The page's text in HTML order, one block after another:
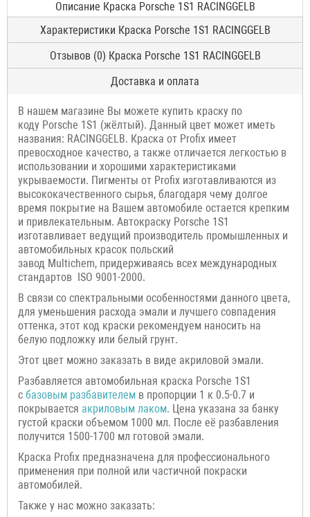
Описание Краска Porsche 1S1 RACINGGELB
Характеристики Краска Porsche 1S1 RACINGGELB
Отзывов (0) Краска Porsche 1S1 RACINGGELB
Доставка и оплата
В нашем магазине Вы можете купить краску по
коду Porsche 1S1 (жёлтый). Данный цвет может иметь
названия: RACINGGELB. Краска от Profix имеет
превосходное качество, а также отличается легкостью в
использовании и хорошими характеристиками
укрываемости. Пигменты от Profix изготавливаются из
высококачественного сырья, благодаря чему долгое
время покрытие на Вашем автомобиле остается крепким
и привлекательным. Автокраску Porsche 1S1
изготавливает ведущий производитель промышленных и
автомобильных красок польский
завод Multichem, придерживаясь всех международных
стандартов ISO 9001-2000.
В связи со спектральными особенностями данного цвета,
для уменьшения расхода эмали и лучшего совпадения
оттенка, этот код краски рекомендуем наносить на
белую подложку или белый грунт.
Этот цвет можно заказать в виде акриловой эмали.
Разбавляется автомобильная краска Porsche 1S1
с базовым разбавителем в пропорции 1 к 0.5-0.7 и
покрывается акриловым лаком. Цена указана за банку
густой краски объемом 1000 мл. После её разбавления
получится 1500-1700 мл готовой эмали.
Краска Profix предназначена для профессионального
применения при полной или частичной покраски
автомобилей.
Также у нас можно заказать: